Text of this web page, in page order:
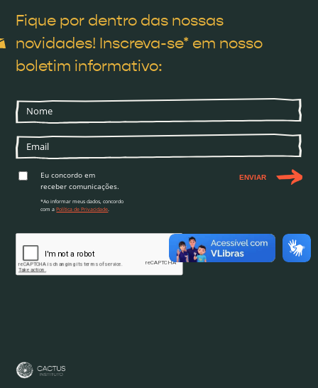
Fique por dentro das nossas
novidades! Inscreva-se* em nosso
boletim informativo:
Eu concordo em
receber comunicações.
*Ao informar meus dados, concordo
com aPolítica de Privacidade
ENVIAR